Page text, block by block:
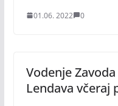
01.06. 2022 0
Vodenje
Lendava včeraj